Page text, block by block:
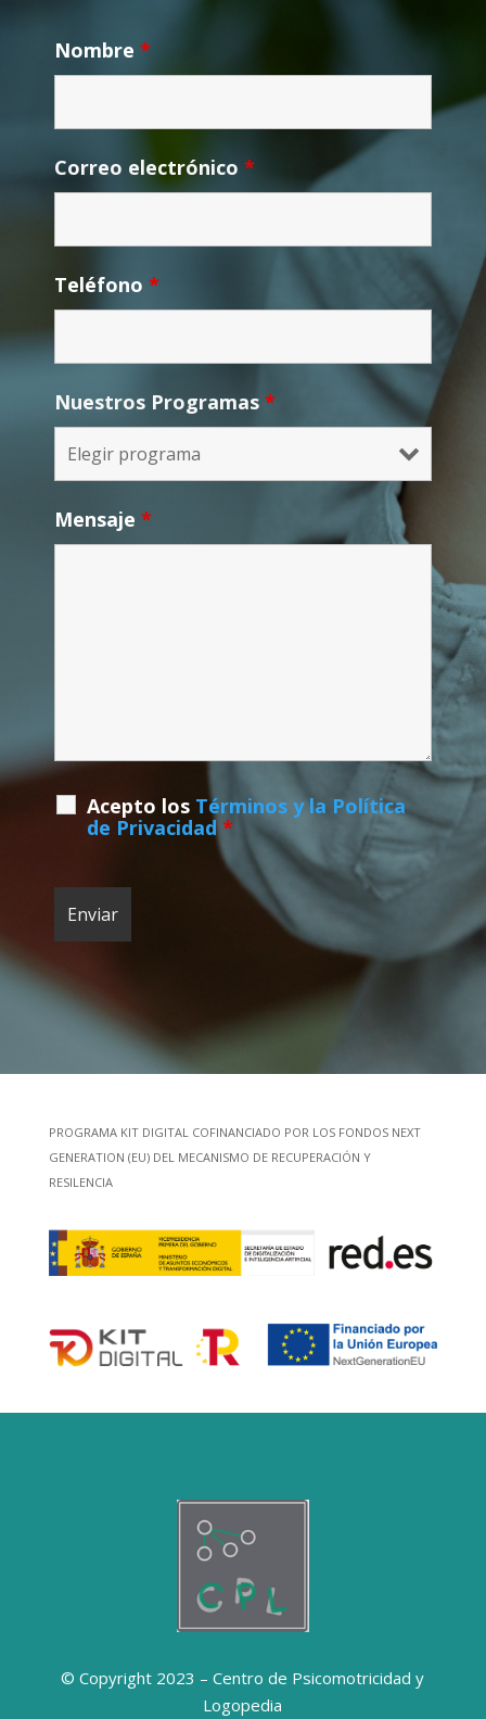
Nombre *
Correo electrónico *
Teléfono *
Nuestros Programas *
Mensaje *
Acepto los Términos y la Política
de Privacidad*
PROGRAMA KIT DIGITAL COFINANCIADO POR LOS FONDOS NEXT
GENERATION (EU) DEL MECANISMO DE RECUPERACIÓN Y
RESILENCIA
© Copyright 2023 – Centro de Psicomotricidad y
Logopedia